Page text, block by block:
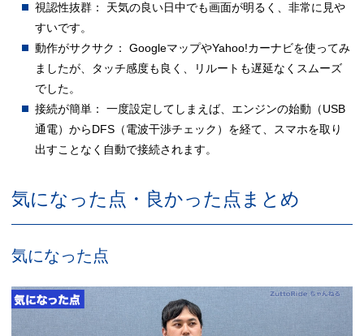
視認性抜群： 天気の良い日中でも画面が明るく、非常に見や
すいです。
動作がサクサク： GoogleマップやYahoo!カーナビを使ってみ
ましたが、タッチ感度も良く、リルートも遅延なくスムーズ
でした。
接続が簡単： 一度設定してしまえば、エンジンの始動（USB
通電）からDFS（電波干渉チェック）を経て、スマホを取り
出すことなく自動で接続されます。
気になった点・良かった点まとめ
気になった点